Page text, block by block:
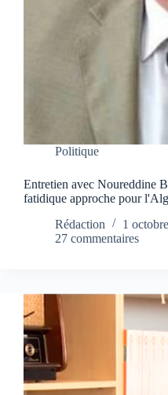
Politique
Entretien avec Noureddine
fatidique approche pour
Rédaction
1
27 commentaires